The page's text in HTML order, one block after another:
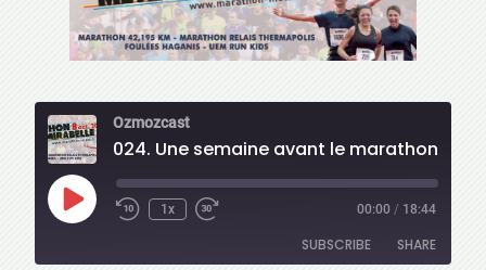
Ozmozcast
Play
Episode
1x 00:00 / 18:44
SUBSCRIBE SHARE